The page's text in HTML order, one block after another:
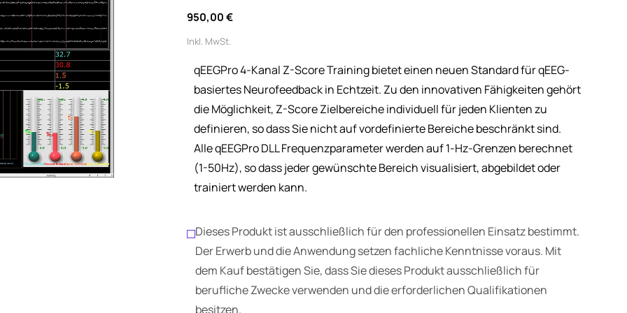
Normaler
950,00 €
Inkl. MwSt.
qEEGPro 4-Kanal Z-Score Training bietet einen neuen Standard für qEEG-
basiertes Neurofeedback in Echtzeit. Zu den innovativen Fähigkeiten gehört
die Möglichkeit, Z-Score Zielbereiche individuell für jeden Klienten zu
definieren, so dass Sie nicht auf vordefinierte Bereiche beschränkt sind.
Alle qEEGPro DLL Frequenzparameter werden auf 1-Hz-Grenzen berechnet
(1-50Hz), so dass jeder gewünschte Bereich visualisiert, abgebildet oder
trainiert werden kann.
Dieses Produkt ist ausschließlich für den professionellen Einsatz bestimmt.
Der Erwerb und die Anwendung setzen fachliche Kenntnisse voraus. Mit
dem Kauf bestätigen Sie, dass Sie dieses Produkt ausschließlich für
berufliche Zwecke verwenden und die erforderlichen Qualifikationen
besitzen.